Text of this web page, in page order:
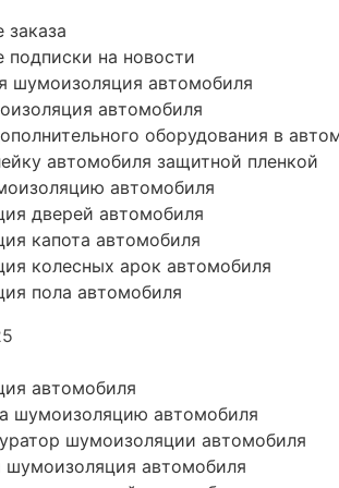
на новости
шумоизоляция автомобиля
автомобиля
оборудования в
автомобиля защитной пленкой
автомобиля
дверей автомобиля
капота автомобиля
колесных арок автомобиля
пола автомобиля
автомобиля
шумоизоляцию автомобиля
шумоизоляции автомобиля
шумоизоляция автомобиля